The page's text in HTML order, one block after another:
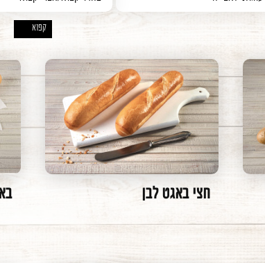
עוגות פס מוס - פרווה
עוגות גבינה
עוגות מוס - פרווה
עוגות פס מוס - חלבי
קינוחים אישיים
עוגות מאפין לאפייה
עוגות קרנץ'
עוגות שמרים
אפוי
אפוי קפוא
קפוא
חצי באגט לבן